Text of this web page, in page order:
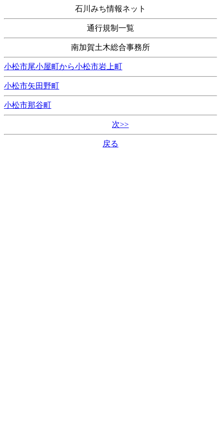
石川みち情報ネット
通行規制一覧
南加賀土木総合事務所
小松市尾小屋町から小松市岩上町
小松市矢田野町
小松市那谷町
次>>
戻る